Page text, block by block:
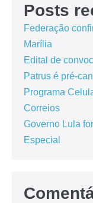
Posts
Federação
Marília
Edital de
Patrus é pré-
Programa
Correios
Governo Lula
Especial